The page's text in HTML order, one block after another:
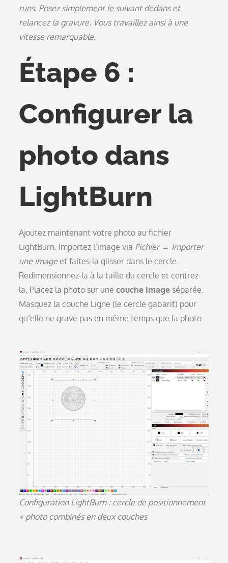
runs. Posez simplement le suivant dedans et
relancez la gravure. Vous travaillez ainsi à une
vitesse remarquable.
Étape 6 :
Configurer la
photo dans
LightBurn
Ajoutez maintenant votre photo au fichier
LightBurn. Importez l’image via Fichier → Importer
une imageet faites-la glisser dans le cercle.
Redimensionnez-la à la taille du cercle et centrez-
la. Placez la photo sur unecouche Image séparée.
Masquez la couche Ligne (le cercle gabarit) pour
qu’elle ne grave pas en même temps que la photo.
Configuration LightBurn : cercle de positionnement
+ photo combinés en deux couches